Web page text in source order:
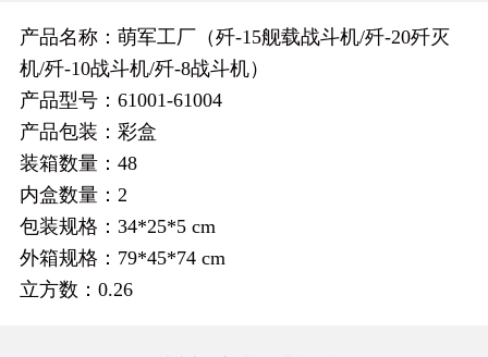
产品名称：萌军工厂（歼-15舰载战斗机/歼-20歼灭
机/歼-10战斗机/歼-8战斗机）
产品型号：61001-61004
产品包装：彩盒
装箱数量：48
内盒数量：2
包装规格：34*25*5 cm
外箱规格：79*45*74 cm
立方数：0.26